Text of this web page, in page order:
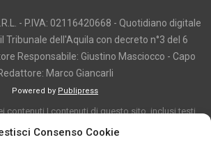
Consenso Cookie
- P.IVA: 02116420668 - Quotidiano digitale
Tribunale dell'Aquila con decreto n°3 del 6
Responsabile: Giustino Masciocco - Capo
Marco Giancarli
Powered by Publipress
contenuti I contenuti di questo sito, inclusi testi,
video e grafica, sono protetti da copyright e